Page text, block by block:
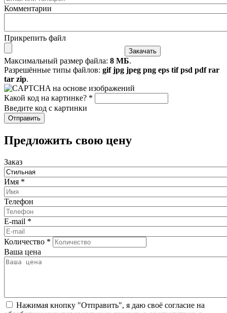
Комментарии
Прикрепить файл
Максимальный размер файла: 8 МБ.
Разрешённые типы файлов: gif jpg jpeg png eps tif psd pdf rar
tar zip.
Какой код на картинке? *
Введите код с картинки
​Предложить свою цену
Заказ
Имя *
Телефон
E-mail *
Количество *
Ваша цена
Нажимая кнопку "Отправить", я даю своё согласие на